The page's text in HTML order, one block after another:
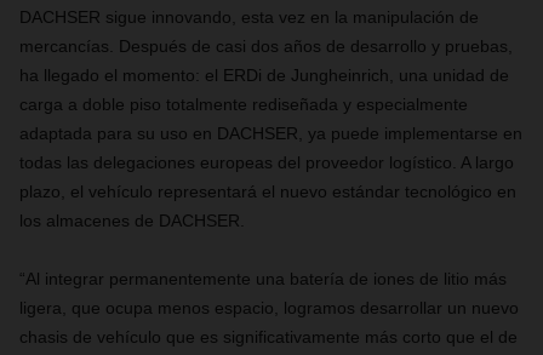
DACHSER sigue innovando, esta vez en la manipulación de
mercancías. Después de casi dos años de desarrollo y pruebas,
ha llegado el momento: el ERDi de Jungheinrich, una unidad de
carga a doble piso totalmente rediseñada y especialmente
adaptada para su uso en DACHSER, ya puede implementarse en
todas las delegaciones europeas del proveedor logístico. A largo
plazo, el vehículo representará el nuevo estándar tecnológico en
los almacenes de DACHSER.
“Al integrar permanentemente una batería de iones de litio más
ligera, que ocupa menos espacio, logramos desarrollar un nuevo
chasis de vehículo que es significativamente más corto que el de